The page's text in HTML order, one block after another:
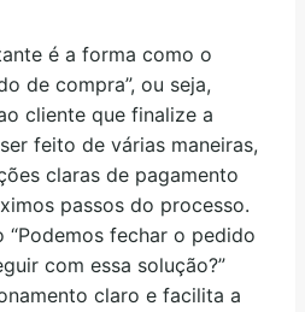
é a forma como o
de compra”, ou seja,
cliente que finalize a
feito de várias maneiras,
claras de pagamento
passos do processo.
“Podemos fechar o pedido
com essa solução?”
claro e facilita a